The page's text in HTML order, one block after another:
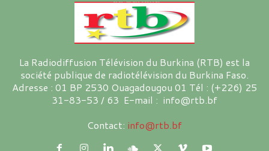
La Radiodiffusion Télévision du Burkina (RTB) est la
société publique de radiotélévision du Burkina Faso.
Adresse : 01 BP 2530 Ouagadougou 01 Tél : (+226) 25
31-83-53 / 63 E-mail : info@rtb.bf
Contact: info@rtb.bf